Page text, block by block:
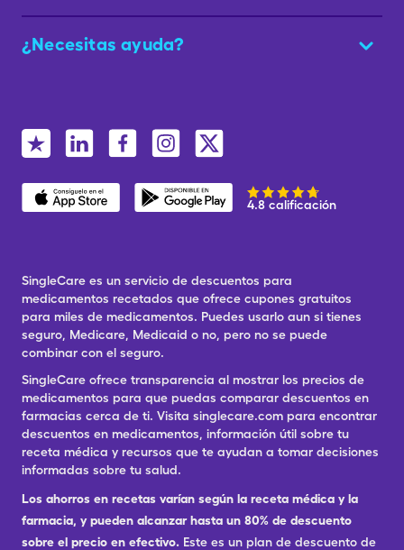
¿Necesitas ayuda?
4.8 calificación
SingleCare es un servicio de descuentos para
medicamentos recetados que ofrece cupones gratuitos
para miles de medicamentos. Puedes usarlo aun si tienes
seguro, Medicare, Medicaid o no, pero no se puede
combinar con el seguro.
SingleCare ofrece transparencia al mostrar los precios de
medicamentos para que puedas comparar descuentos en
farmacias cerca de ti. Visita singlecare.com para encontrar
descuentos en medicamentos, información útil sobre tu
receta médica y recursos que te ayudan a tomar decisiones
informadas sobre tu salud.
Los ahorros en recetas varían según la receta médica y la
farmacia, y pueden alcanzar hasta un 80% de descuento
sobre el precio en efectivo. Este es un plan de descuento de